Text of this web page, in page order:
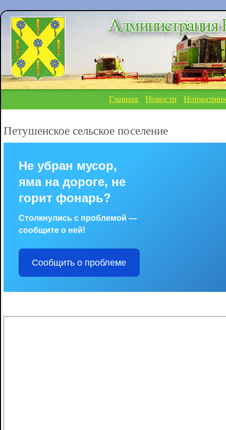
Главная Новости
Петушенское сельское поселение
Не убран мусор,
яма на дороге, не
горит фонарь?
Столкнулись с проблемой —
сообщите о ней!
Сообщить о проблеме